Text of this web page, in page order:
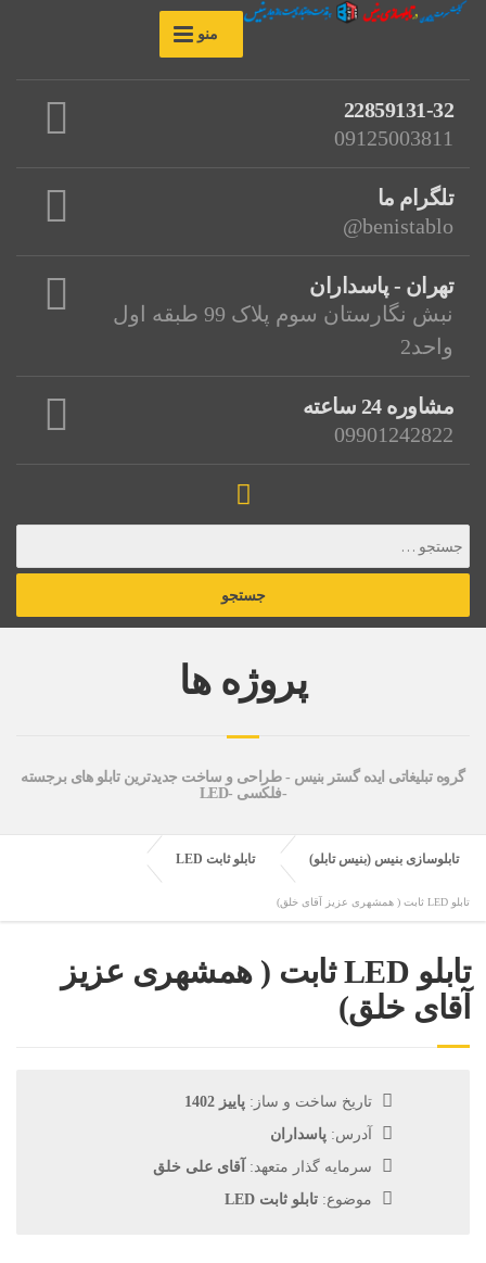
منو
22859131-32
09125003811
تلگرام ما
benistablo@
تهران - پاسداران
نبش نگارستان سوم پلاک 99 طبقه اول
واحد2
مشاوره 24 ساعته
09901242822
پروژه ها
گروه تبلیغاتی ایده گستر بنیس - طراحی و ساخت جدیدترین تابلو های برجسته
-فلکسی -LED
تابلوسازی بنیس (بنیس تابلو) تابلو ثابت LED
تابلو LED ثابت ( همشهری عزیز آقای خلق)
تابلو LED ثابت ( همشهری عزیز
آقای خلق)
تاریخ ساخت و ساز: پاییز 1402
آدرس: پاسداران
سرمایه گذار متعهد: آقای علی خلق
موضوع: تابلو ثابت LED